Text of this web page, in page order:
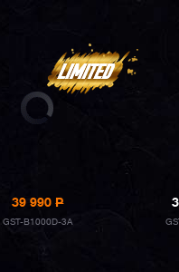
39 990P
GST-B1000D-3A